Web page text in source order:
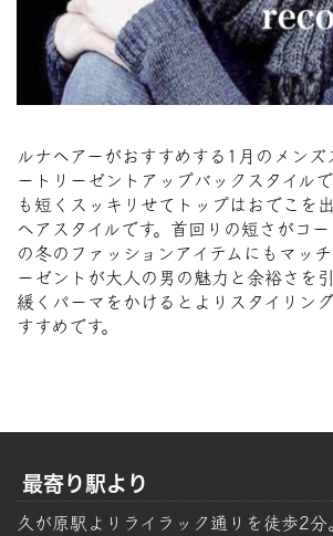
ルナヘアーがおすすめする1月のメンズ
ートリーゼントアップバックスタイル
も短くスッキリせてトップはおでこを
ヘアスタイルです。首回りの短さがコ
の冬のファッションアイテムにもマッ
ーゼントが大人の男の魅力と余裕さを引
緩くパーマをかけるとよりスタイリン
すすめです。
最寄り駅より
久が原駅よりライラック通りを徒歩2